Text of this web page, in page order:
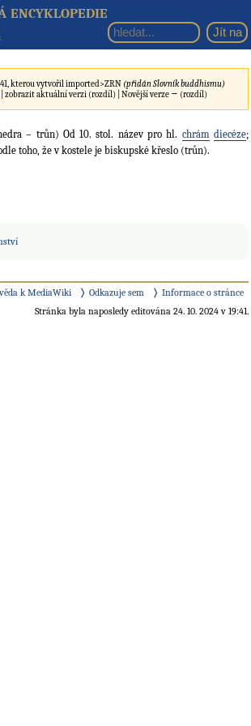
encyklopedie
kterou vytvořilimported>ZRN (přidán Slovník buddhismu)
| zobrazit aktuální verzi (rozdíl) | Novější verze → (rozdíl)
– trůn) Od 10. stol. název pro hl. chrám diecéze;
toho, že v kostele je biskupské křeslo (trůn).
k MediaWiki Odkazuje sem
Informace o stránce
Stránka byla naposledy editována 24. 10. 2024 v 19:41.